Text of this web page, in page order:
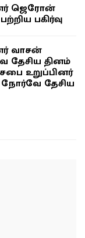
ஜெரோன்
பகிர்வு
வாசன்
தேசிய தினம்
உறுப்பினர்
நோர்வே தேசிய